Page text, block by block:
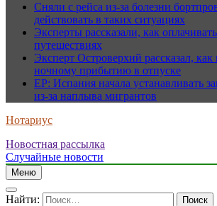
Сняли с рейса из-за болезни
действовать в таких ситуациях
Эксперты рассказали, как
путешествиях
Эксперт Островерхий рассказал, как
ночному прибытию в отпуске
EP: Испания начала устанавливать
из-за наплыва мигрантов
Нотариус
Новостная рассылка
Случайные новости
Меню
Найти: